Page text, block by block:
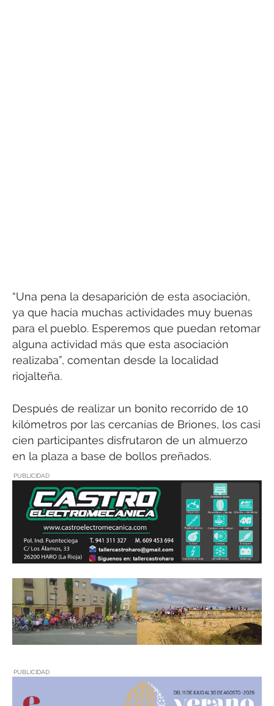
“Una pena la desaparición de esta asociación,
ya que hacía muchas actividades muy buenas
para el pueblo. Esperemos que puedan retomar
alguna actividad más que esta asociación
realizaba”, comentan desde la localidad
riojalteña.
Después de realizar un bonito recorrido de 10
kilómetros por las cercanías de Briones, los casi
cien participantes disfrutaron de un almuerzo
en la plaza a base de bollos preñados.
PUBLICIDAD
PUBLICIDAD